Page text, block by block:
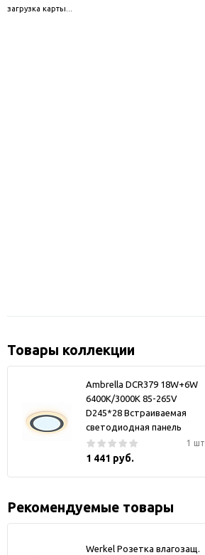
загрузка карты...
Товары коллекции
Ambrella DCR379 18W+6W
6400K/3000K 85-265V
D245*28 Встраиваемая
светодиодная панель
1 шт
1 441 руб.
Рекомендуемые товары
Werkel Розетка влагозащ.